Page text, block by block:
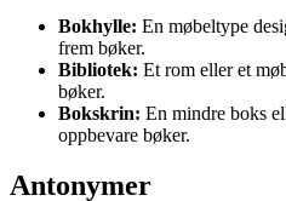
Bokhylle: En møbeltype
frem bøker.
Bibliotek: Et rom eller et
bøker.
Bokskrin: En mindre boks
oppbevare bøker.
Antonymer